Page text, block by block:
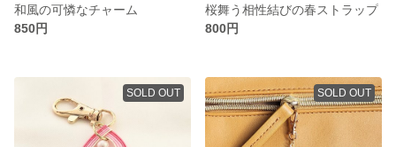
和風の可憐なチャーム
850円
桜舞う相性結びの春ストラップ
800円
SOLD OUT SOLD OUT